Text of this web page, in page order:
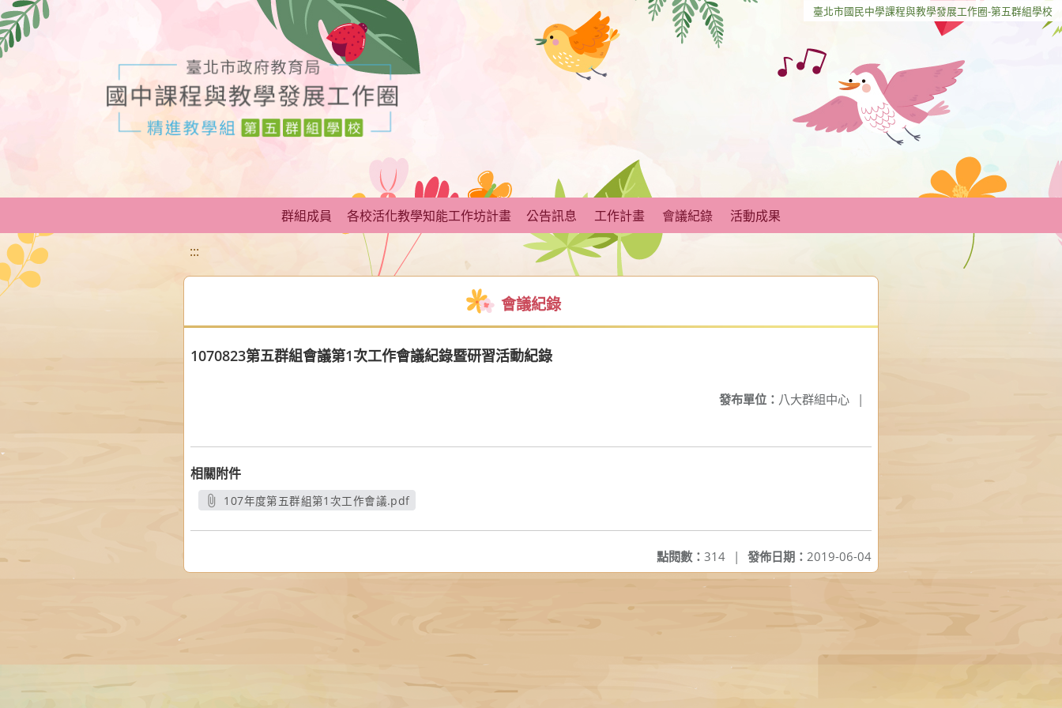
移至網頁之主要內容區位置 臺北市國民中學課程與教學發展工作圈-第五群組學校
群組成員 各校活化教學知能工作坊計畫 公告訊息 工作計畫 會議紀錄 活動成果
:::
會議紀錄
1070823第五群組會議第1次工作會議紀錄暨研習活動紀錄
發布單位： 八大群組中心 |
相關附件
107年度第五群組第1次工作會議.pdf
發佈日期： 2019-06-04
點閱數： 314 |